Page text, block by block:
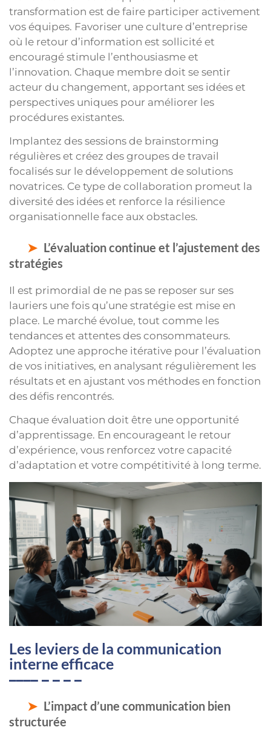
transformation est de faire participer activement
vos équipes. Favoriser une culture d’entreprise
où le retour d’information est sollicité et
encouragé stimule l’enthousiasme et
l’innovation. Chaque membre doit se sentir
acteur du changement, apportant ses idées et
perspectives uniques pour améliorer les
procédures existantes.
Implantez des sessions de brainstorming
régulières et créez des groupes de travail
focalisés sur le développement de solutions
novatrices. Ce type de collaboration promeut la
diversité des idées et renforce la résilience
organisationnelle face aux obstacles.
L’évaluation continue et l’ajustement des
stratégies
Il est primordial de ne pas se reposer sur ses
lauriers une fois qu’une stratégie est mise en
place. Le marché évolue, tout comme les
tendances et attentes des consommateurs.
Adoptez une approche itérative pour l’évaluation
de vos initiatives, en analysant régulièrement les
résultats et en ajustant vos méthodes en fonction
des défis rencontrés.
Chaque évaluation doit être une opportunité
d’apprentissage. En encourageant le retour
d’expérience, vous renforcez votre capacité
d’adaptation et votre compétitivité à long terme.
Les leviers de la communication
interne efficace
L’impact d’une communication bien
structurée